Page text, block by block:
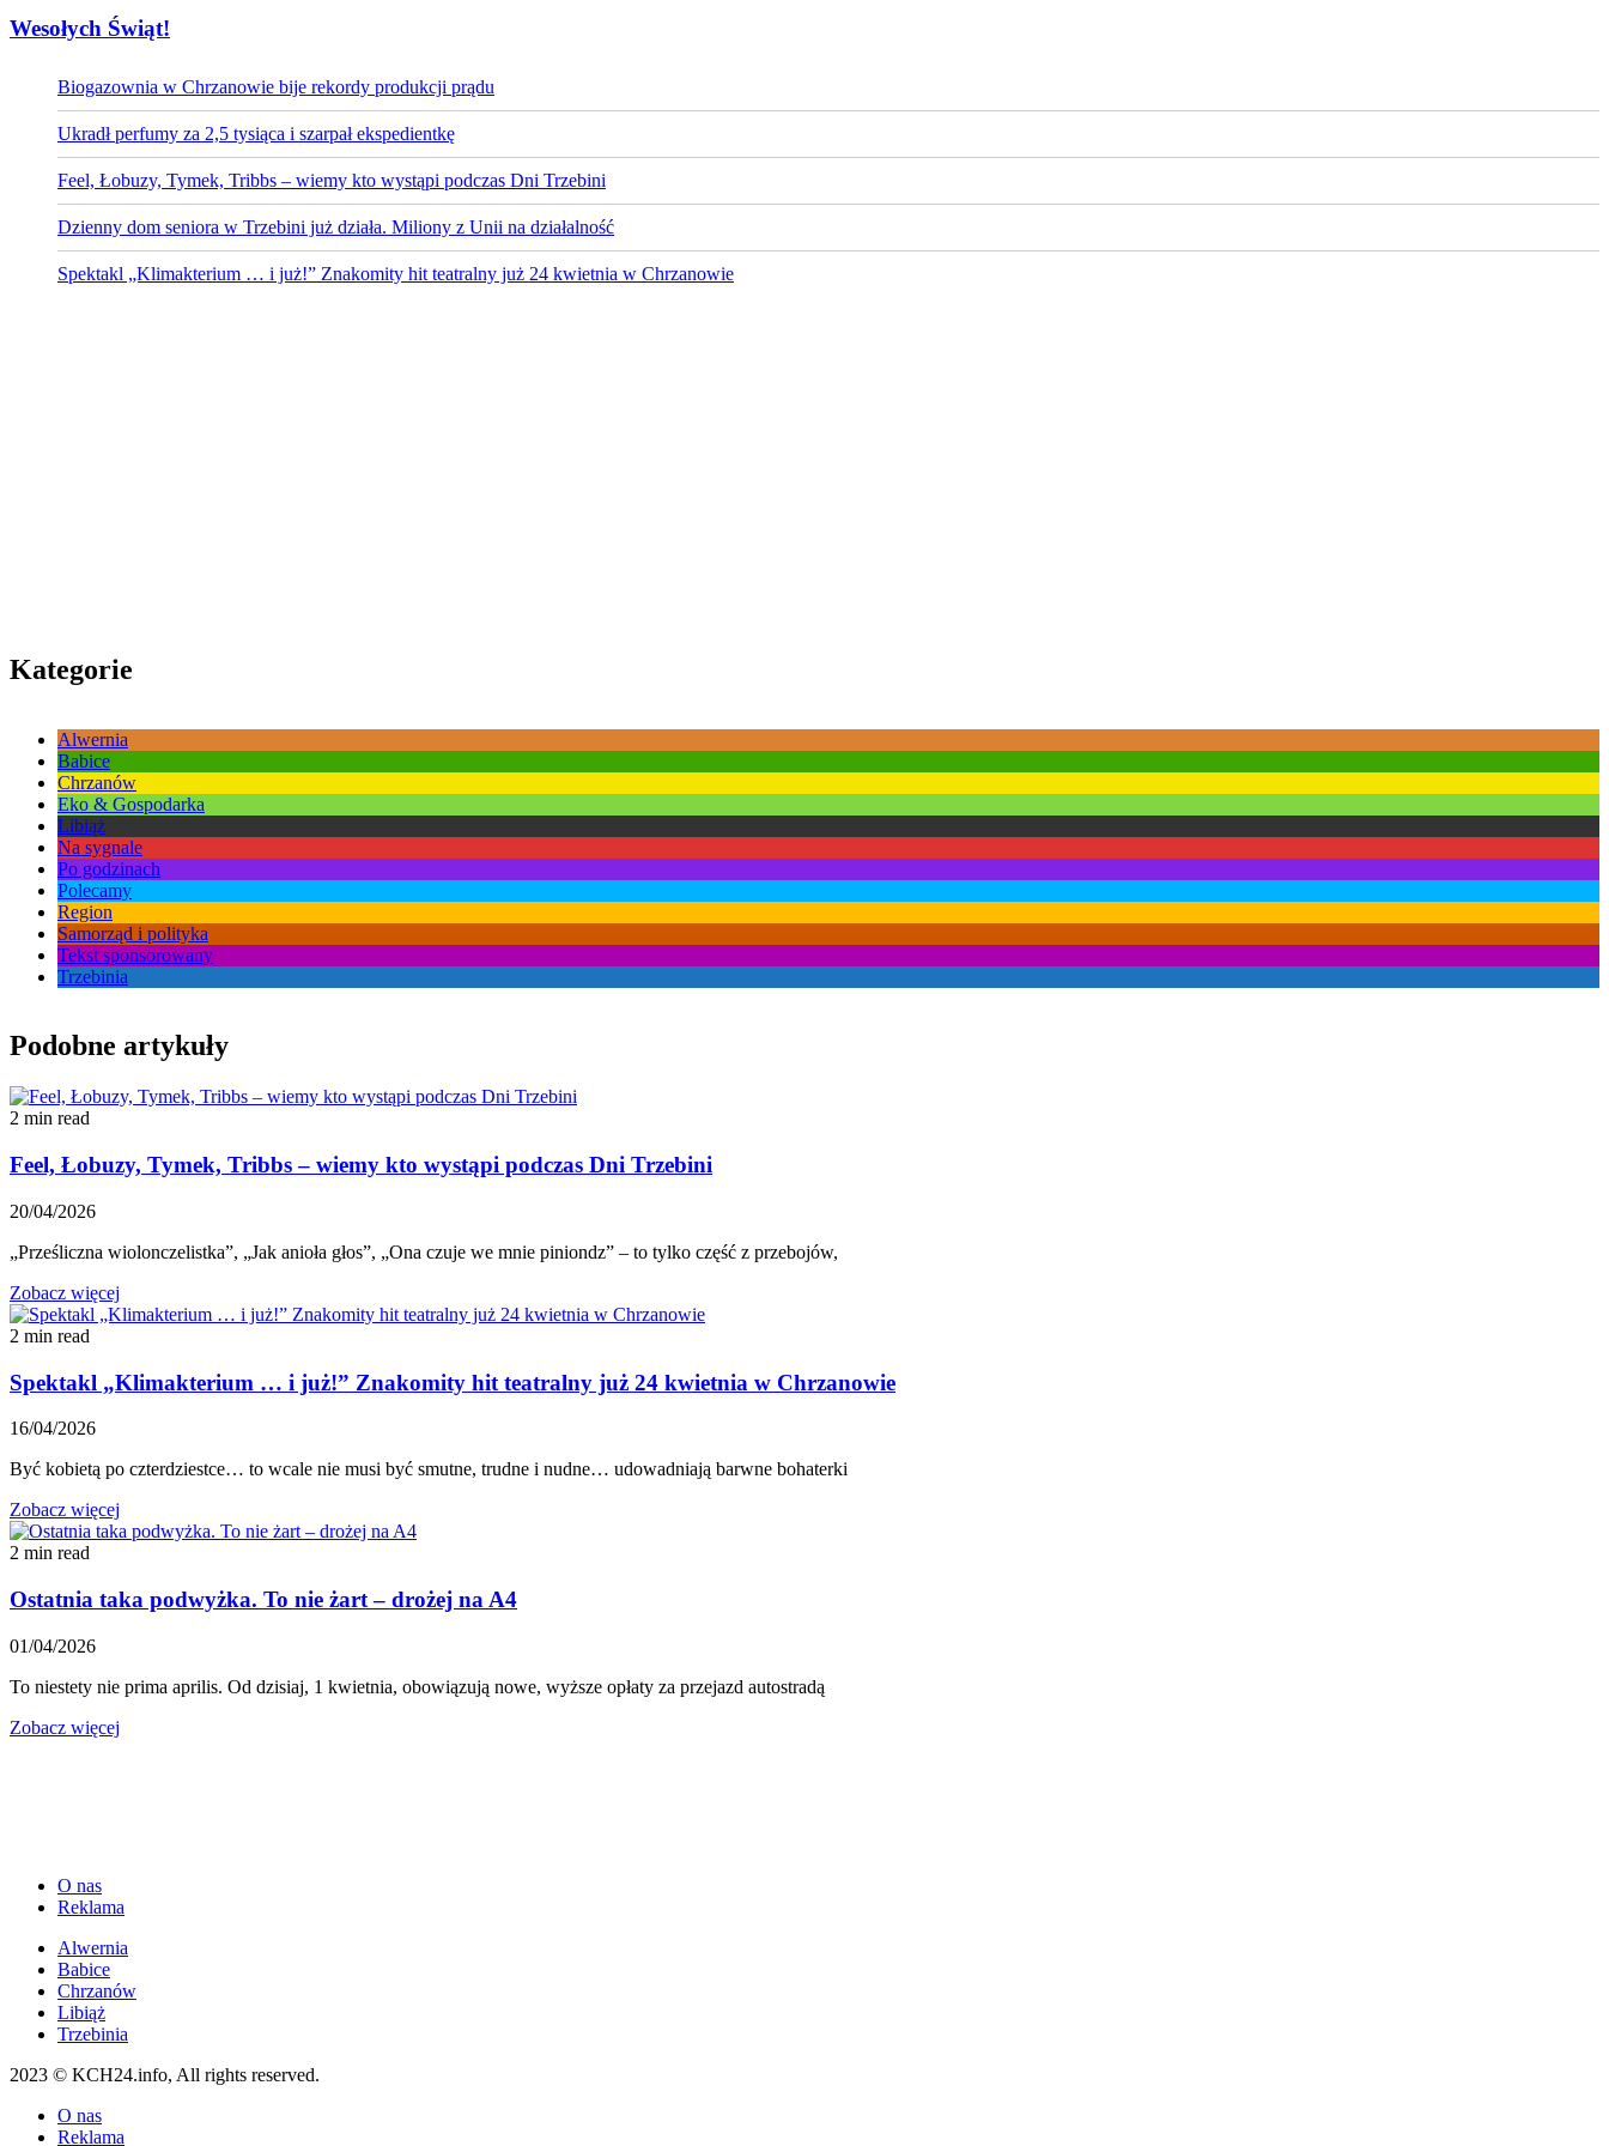
Wesołych Świąt!
Biogazownia w Chrzanowie bije rekordy produkcji prądu
Ukradł perfumy za 2,5 tysiąca i szarpał ekspedientkę
Feel, Łobuzy, Tymek, Tribbs – wiemy kto wystąpi podczas Dni Trzebini
Dzienny dom seniora w Trzebini już działa. Miliony z Unii na działalność
Spektakl „Klimakterium … i już!” Znakomity hit teatralny już 24 kwietnia w Chrzanowie
Kategorie
Alwernia
Babice
Chrzanów
Eko & Gospodarka
Libiąż
Na sygnale
Po godzinach
Polecamy
Region
Samorząd i polityka
Tekst sponsorowany
Trzebinia
Podobne artykuły
2 min read
Feel, Łobuzy, Tymek, Tribbs – wiemy kto wystąpi podczas Dni Trzebini
20/04/2026
„Prześliczna wiolonczelistka”, „Jak anioła głos”, „Ona czuje we mnie piniondz” – to tylko część z przebojów,
Zobacz więcej
2 min read
Spektakl „Klimakterium … i już!” Znakomity hit teatralny już 24 kwietnia w Chrzanowie
16/04/2026
Być kobietą po czterdziestce… to wcale nie musi być smutne, trudne i nudne… udowadniają barwne bohaterki
Zobacz więcej
2 min read
Ostatnia taka podwyżka. To nie żart – drożej na A4
01/04/2026
To niestety nie prima aprilis. Od dzisiaj, 1 kwietnia, obowiązują nowe, wyższe opłaty za przejazd autostradą
Zobacz więcej
O nas
Reklama
Alwernia
Babice
Chrzanów
Libiąż
Trzebinia
2023 © KCH24.info, All rights reserved.
O nas
Reklama